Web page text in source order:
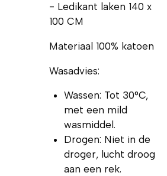
- Ledikant laken 140 x
100 CM
Materiaal 100% katoen
Wasadvies:
Wassen: Tot 30°C,
met een mild
wasmiddel.
Drogen: Niet in de
droger, lucht droog
aan een rek.